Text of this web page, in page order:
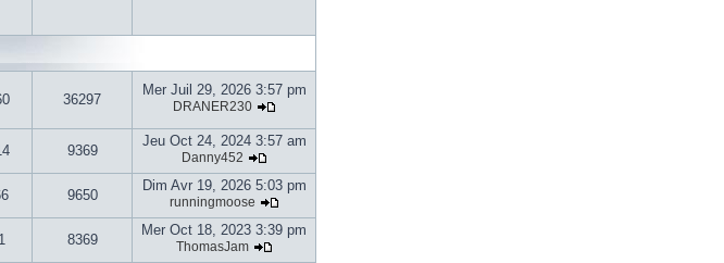
36297
Mer Juil 29, 2026 3:57 pm
DRANER230
9369
Jeu Oct 24, 2024 3:57 am
Danny452
9650
Dim Avr 19, 2026 5:03 pm
runningmoose
8369
Mer Oct 18, 2023 3:39 pm
ThomasJam